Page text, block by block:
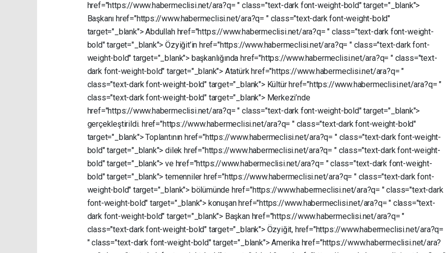
href="https://www.habermeclisi.net/ara?q="class="text-dark font-weight-bold"target="_blank">
Başkanı href="https://www.habermeclisi.net/ara?q= " class="text-darkfont-weight-bold"
target="_blank">Abdullah href="https://www.habermeclisi.net/ara?q="class="text-dark font-weight-
bold"target="_blank">Özyiğit’in href="https://www.habermeclisi.net/ara?q= " class="text-darkfont-
weight-bold"target="_blank"> başkanlığında href="https://www.habermeclisi.net/ara?q=" class="text-
dark font-weight-bold"target="_blank"> Atatürk href="https://www.habermeclisi.net/ara?q="
class="text-darkfont-weight-bold" target="_blank"> Kültür href="https://www.habermeclisi.net/ara?q="
class="text-darkfont-weight-bold" target="_blank"> Merkezi’nde
href="https://www.habermeclisi.net/ara?q="class="text-dark font-weight-bold"target="_blank">
gerçekleştirildi. href="https://www.habermeclisi.net/ara?q= " class="text-darkfont-weight-bold"
target="_blank">Toplantının href="https://www.habermeclisi.net/ara?q= " class="text-darkfont-weight-
bold"target="_blank">dilek href="https://www.habermeclisi.net/ara?q= " class="text-darkfont-weight-
bold"target="_blank">ve href="https://www.habermeclisi.net/ara?q= "class="text-dark font-weight-
bold"target="_blank">temenniler href="https://www.habermeclisi.net/ara?q= " class="text-darkfont-
weight-bold"target="_blank"> bölümünde href="https://www.habermeclisi.net/ara?q= "class="text-dark
font-weight-bold"target="_blank"> konuşan href="https://www.habermeclisi.net/ara?q=" class="text-
dark font-weight-bold"target="_blank"> Başkan href="https://www.habermeclisi.net/ara?q="
class="text-darkfont-weight-bold" target="_blank"> Özyiğit, href="https://www.habermeclisi.net/ara?q=
"class="text-dark font-weight-bold"target="_blank">Amerika href="https://www.habermeclisi.net/ara?